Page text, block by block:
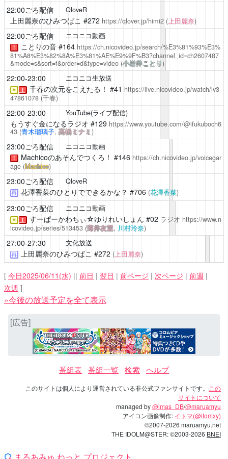
22:00ごろ配信 QloveR
上田麗奈のひみつばこ #272 https://qlover.jp/himi2 (上田麗奈)
22:00ごろ配信 ニコニコ動画
！ ことりの音#164 https://ch.nicovideo.jp/search/%E3%81%93%E3%
81%A8%E3%82%8A%E3%81%AE%E9%9F%B3?channel_id=ch2607487
&mode=s&sort=f&order=d&type=video (小岩井ことり)
22:00-23:00 ニコニコ生放送
￥ ！ 千春の次元をこえたる！ #41 https://live.nicovideo.jp/watch/lv3
47861078 (千春)
22:00-23:00 YouTube(ライブ配信)
もうすぐ金になるラジオ #129 https://www.youtube.com/@ifukuboch6
43 (青木瑠璃子,髙橋ミナミ)
23:00ごろ配信 ニコニコ動画
！ Machicoのあそんでつくろ！ #146 https://ch.nicovideo.jp/voicegar
age (Machico)
23:00ごろ配信 QloveR
再 花澤香菜のひとりでできるかな？ #706 (花澤香菜)
23:00ごろ配信 ニコニコ動画
￥ ！ すーぱーかわちぃ☆ゆりれいしょん #02 ラジオ https://www.n
icovideo.jp/series/513453 (薄井友里, 川村玲奈)
27:00-27:30 文化放送
再 上田麗奈のひみつばこ #272 (上田麗奈)
[ 今日2025/06/11(水) || 前日 | 翌日 | 前ページ | 次ページ | 前週 |
次週 ]
»今後の放送予定を全て表示
[広告]
番組表 番組一覧 検索 ヘルプ
このサイトは個人により運営されている非公式ファンサイトです。
この
サイトについて
managed by@imas_DB/@maruamyu
アイコン画像制作: イトマ(@itomxy)
©2007-2026 maruamyu.net
THE IDOLM@STER: ©2003-2026 BNEI